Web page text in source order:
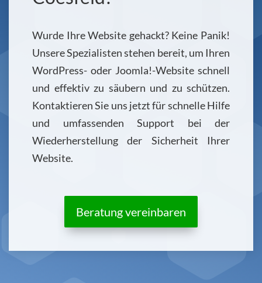
Wurde Ihre Website gehackt? Keine Panik!
Unsere Spezialisten stehen bereit, um Ihren
WordPress- oder Joomla!-Website schnell
und effektiv zu säubern und zu schützen.
Kontaktieren Sie uns jetzt für schnelle Hilfe
und umfassenden Support bei der
Wiederherstellung der Sicherheit Ihrer
Website.
Beratung vereinbaren